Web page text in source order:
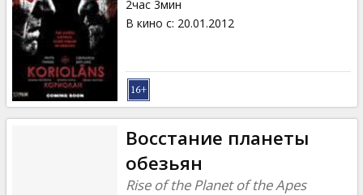
2час 3мин
В кино с: 20.01.2012
Восстание планеты
обезьян
Rise of the Planet of the Apes